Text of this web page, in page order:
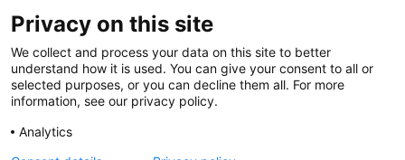
@CGTCatalunya
cgtcatalunya
Privacy on this site
We collect and process your data on this site to better
understand how it is used. You can give your consent to all or
selected purposes, or you can decline them all. For more
information, see our privacy policy.
Analytics